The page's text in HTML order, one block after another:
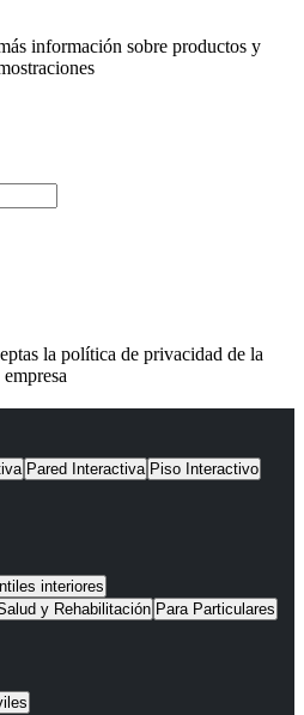
información sobre productos y
la política de privacidad de la
empresa
Pared Interactiva Piso Interactivo
interiores
y Rehabilitación Para Particulares